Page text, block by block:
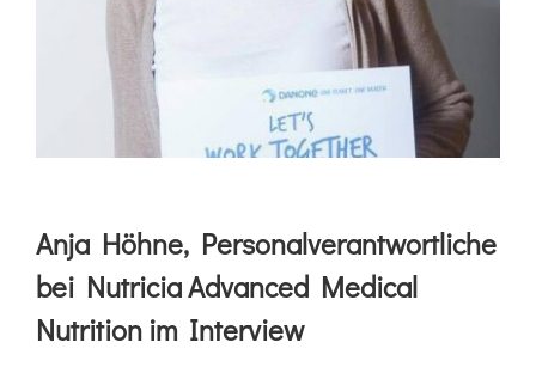
Anja Höhne, Personalverantwortliche
bei Nutricia Advanced Medical
Nutrition im Interview